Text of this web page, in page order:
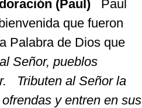
(Paul)
Paul
que fueron
Palabra de Dios que
al Señor, pueblos
. Tributen al Señorla
ofrendas y entren en sus